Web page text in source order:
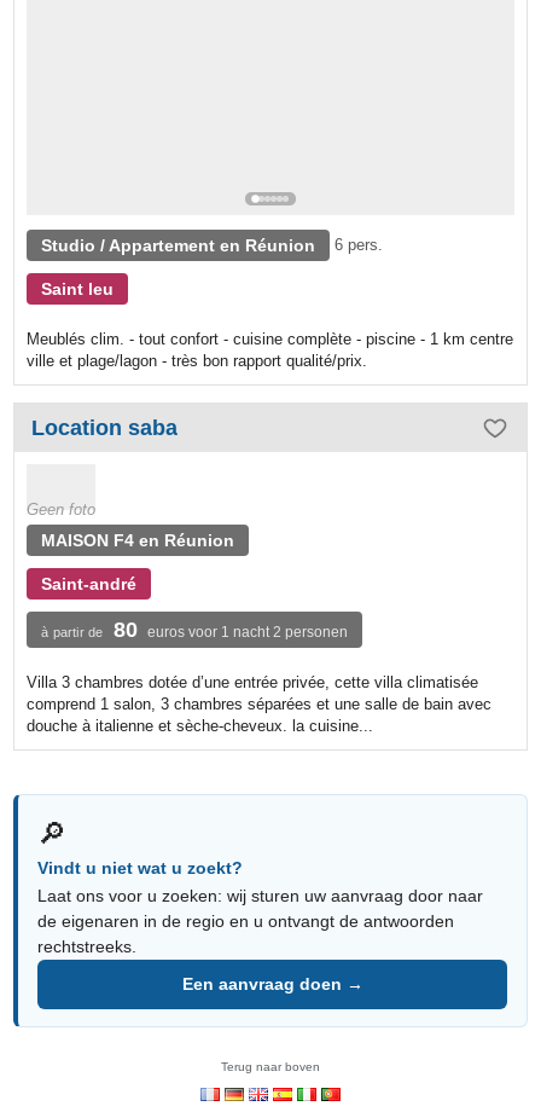
Studio / Appartement en Réunion 6 pers.
Saint leu
Meublés clim. - tout confort - cuisine complète - piscine - 1 km centre
ville et plage/lagon - très bon rapport qualité/prix.
Location saba
Geen foto
MAISON F4 en Réunion
Saint-andré
à partir de 80 euros voor 1 nacht 2 personen
Villa 3 chambres dotée d’une entrée privée, cette villa climatisée
comprend 1 salon, 3 chambres séparées et une salle de bain avec
douche à italienne et sèche-cheveux. la cuisine...
🔎
Vindt u niet wat u zoekt?
Laat ons voor u zoeken: wij sturen uw aanvraag door naar
de eigenaren in de regio en u ontvangt de antwoorden
rechtstreeks.
Een aanvraag doen →
Terug naar boven